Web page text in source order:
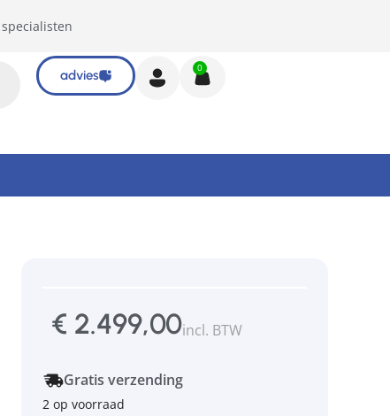
advies 0
€ 2.499,00incl. BTW
Gratis verzending
2 op voorraad